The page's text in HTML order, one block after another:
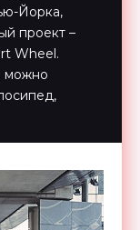
Йорка,
проект –
Wheel.
можно